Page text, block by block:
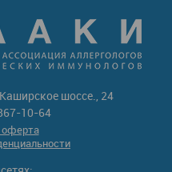
шоссе., 24
10-64
оферта